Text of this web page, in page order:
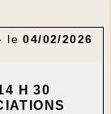
le04/02/2026
H 30